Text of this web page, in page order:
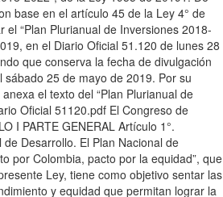
base en el artículo 45 de la Ley 4° de
el “Plan Plurianual de Inversiones 2018-
en el Diario Oficial 51.120 de lunes 28
que conserva la fecha de divulgación
25 de mayo de 2019. Por su
el texto del “Plan Plurianual de
Oficial 51120.pdf El Congreso de
I PARTE GENERAL Artículo 1°.
Desarrollo. El Plan Nacional de
por Colombia, pacto por la equidad”, que
Ley, tiene como objetivo sentar las
y equidad que permitan lograr la